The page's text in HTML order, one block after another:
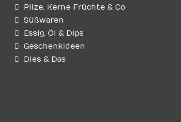
Pilze, Kerne Früchte & Co
Süßwaren
Essig, Öl & Dips
Geschenkideen
Dies & Das